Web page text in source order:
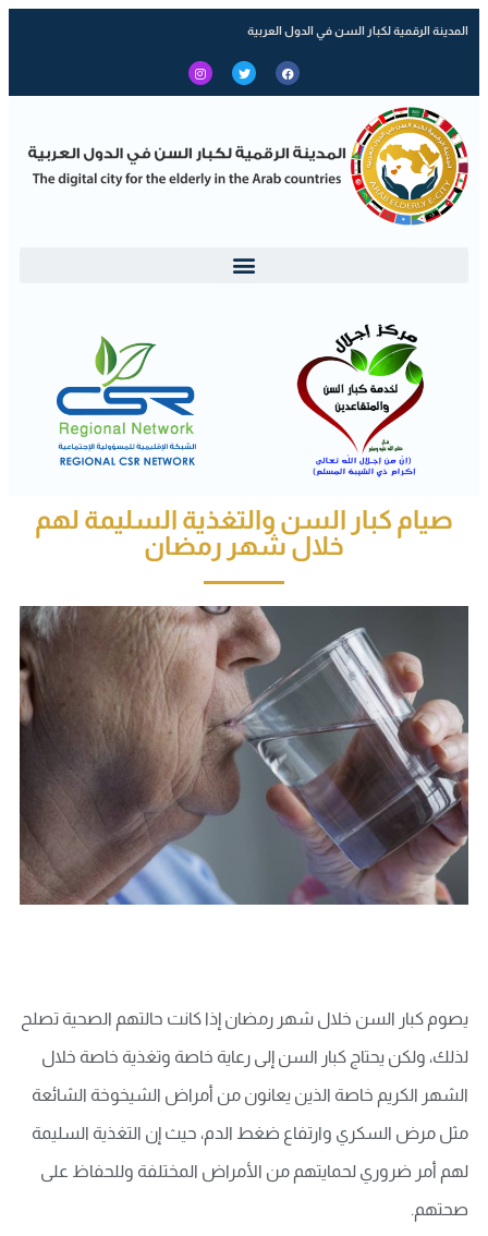
المدينة الرقمية لكبار السن في الدول العربية
صيام كبار السن والتغذية السليمة لهم
خلال شهر رمضان
يصوم كبار السن خلال شهر رمضان إذا كانت حالتهم الصحية تصلح
لذلك، ولكن يحتاج كبار السن إلى رعاية خاصة وتغذية خاصة خلال
الشهر الكريم خاصة الذين يعانون من أمراض الشيخوخة الشائعة
مثل مرض السكري وارتفاع ضغط الدم، حيث إن التغذية السليمة
لهم أمر ضروري لحمايتهم من الأمراض المختلفة وللحفاظ على
صحتهم.